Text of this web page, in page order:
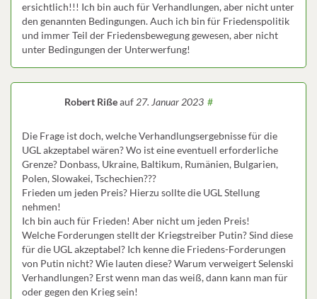
ersichtlich!!! Ich bin auch für Verhandlungen, aber nicht unter
den genannten Bedingungen. Auch ich bin für Friedenspolitik
und immer Teil der Friedensbewegung gewesen, aber nicht
unter Bedingungen der Unterwerfung!
Robert Rißeauf27. Januar 2023 #
Die Frage ist doch, welche Verhandlungsergebnisse für die
UGL akzeptabel wären? Wo ist eine eventuell erforderliche
Grenze? Donbass, Ukraine, Baltikum, Rumänien, Bulgarien,
Polen, Slowakei, Tschechien???
Frieden um jeden Preis? Hierzu sollte die UGL Stellung
nehmen!
Ich bin auch für Frieden! Aber nicht um jeden Preis!
Welche Forderungen stellt der Kriegstreiber Putin? Sind diese
für die UGL akzeptabel? Ich kenne die Friedens-Forderungen
von Putin nicht? Wie lauten diese? Warum verweigert Selenski
Verhandlungen? Erst wenn man das weiß, dann kann man für
oder gegen den Krieg sein!